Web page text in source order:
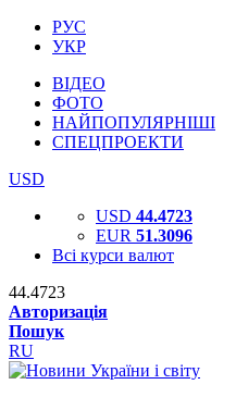
РУС
УКР
ВІДЕО
ФОТО
НАЙПОПУЛЯРНІШІ
СПЕЦПРОЕКТИ
USD
USD 44.4723
EUR 51.3096
Всі курси валют
44.4723
Авторизація
Пошук
RU